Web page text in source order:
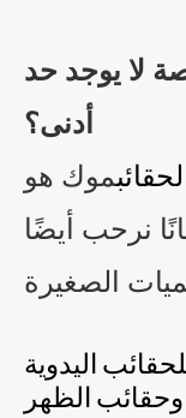
لا يوجد حد
أدنى؟
موك هو
نرحب أيضًا
اليدوية
الظهر